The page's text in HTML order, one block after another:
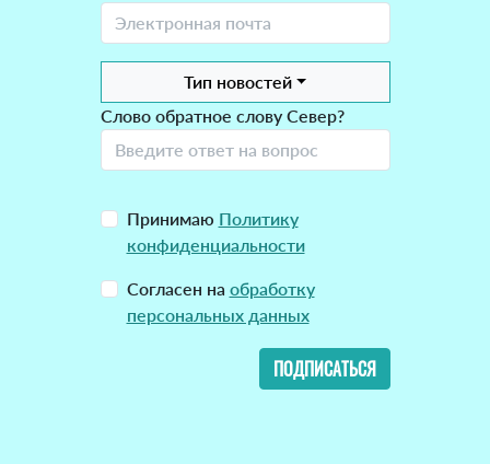
Тип новостей
Слово обратное слову Север?
Принимаю Политику
конфиденциальности
Согласен на обработку
персональных данных
ПОДПИСАТЬСЯ